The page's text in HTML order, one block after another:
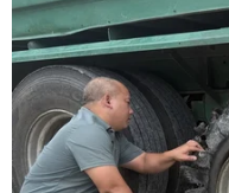
Điểm nhấn đặc biệt
là sự góp mặt của
giới Scorpions (Đức).
Bên cạnh đó,